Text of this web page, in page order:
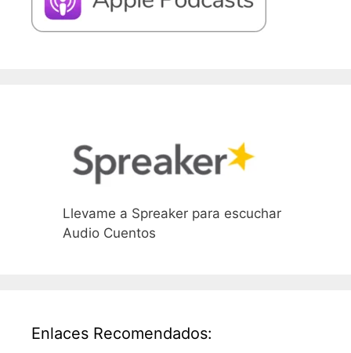
Llevame a Spreaker para escuchar
Audio Cuentos
Enlaces Recomendados: